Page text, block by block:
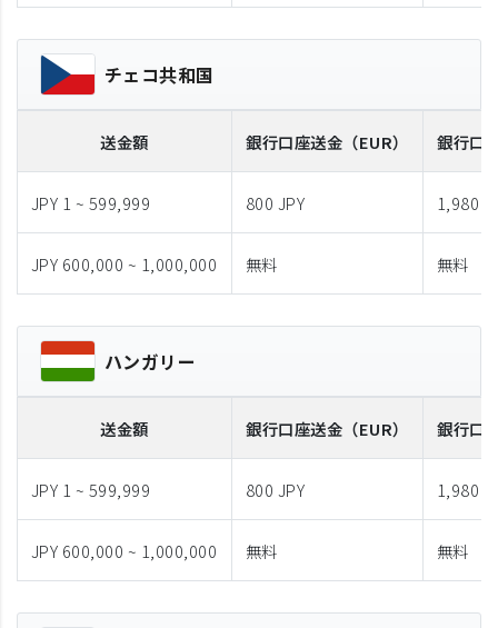
チェコ共和国
送金額 銀行口座送金 （EUR） 銀行口
JPY 1 ~ 599,999 800 JPY 1,980
JPY 600,000 ~ 1,000,000 無料 無料
ハンガリー
送金額 銀行口座送金 （EUR） 銀行口
JPY 1 ~ 599,999 800 JPY 1,980
JPY 600,000 ~ 1,000,000 無料 無料